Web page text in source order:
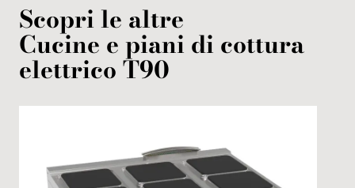
Scopri le altre
Cucine e piani di cottura
elettricoT90